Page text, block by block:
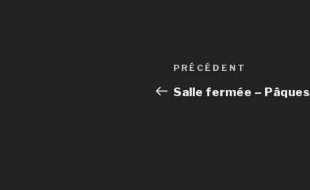
Navigation
de
Article
précédent
PRÉCÉDENT
Salle fermée – Pâques